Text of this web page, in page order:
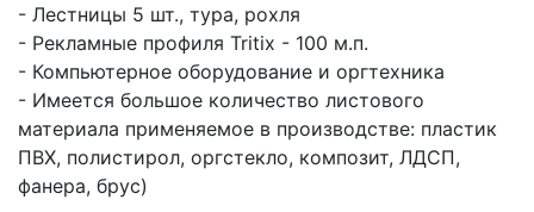
- Лестницы 5 шт., тура, рохля
- Рекламные профиля Tritix - 100 м.п.
- Компьютерное оборудование и оргтехника
- Имеется большое количество листового
материала применяемое в производстве: пластик
ПВХ, полистирол, оргстекло, композит, ЛДСП,
фанера, брус)